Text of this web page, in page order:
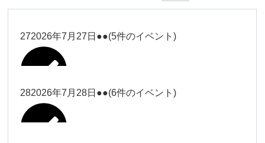
272026年7月27日 ●●(5件のイベント)
大西
282026年7月28日 ●●(6件のイベント)